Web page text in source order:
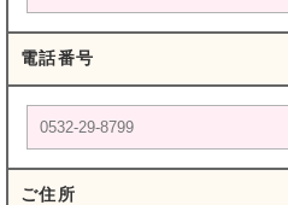
電話番号
ご住所